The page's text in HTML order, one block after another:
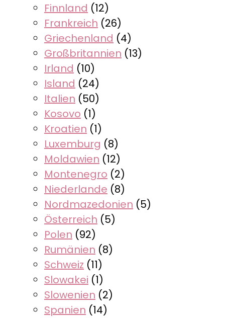
Finnland (12)
Frankreich (26)
Griechenland (4)
Großbritannien (13)
Irland (10)
Island (24)
Italien (50)
Kosovo (1)
Kroatien (1)
Luxemburg (8)
Moldawien (12)
Montenegro (2)
Niederlande (8)
Nordmazedonien (5)
Österreich (5)
Polen (92)
Rumänien (8)
Schweiz (11)
Slowakei (1)
Slowenien (2)
Spanien (14)